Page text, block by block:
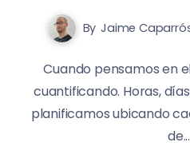
By Jaime
Cuando pensamos en
cuantificando. Horas,
planificamos ubicando
de...